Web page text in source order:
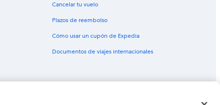
de Orlando
de Orlando
Cancelar tu vuelo
Plazos de reembolso
Cómo usar un cupón de Expedia
Documentos de viajes internacionales
marcas comerciales de Expedia, Inc. CST# 2029030-50.